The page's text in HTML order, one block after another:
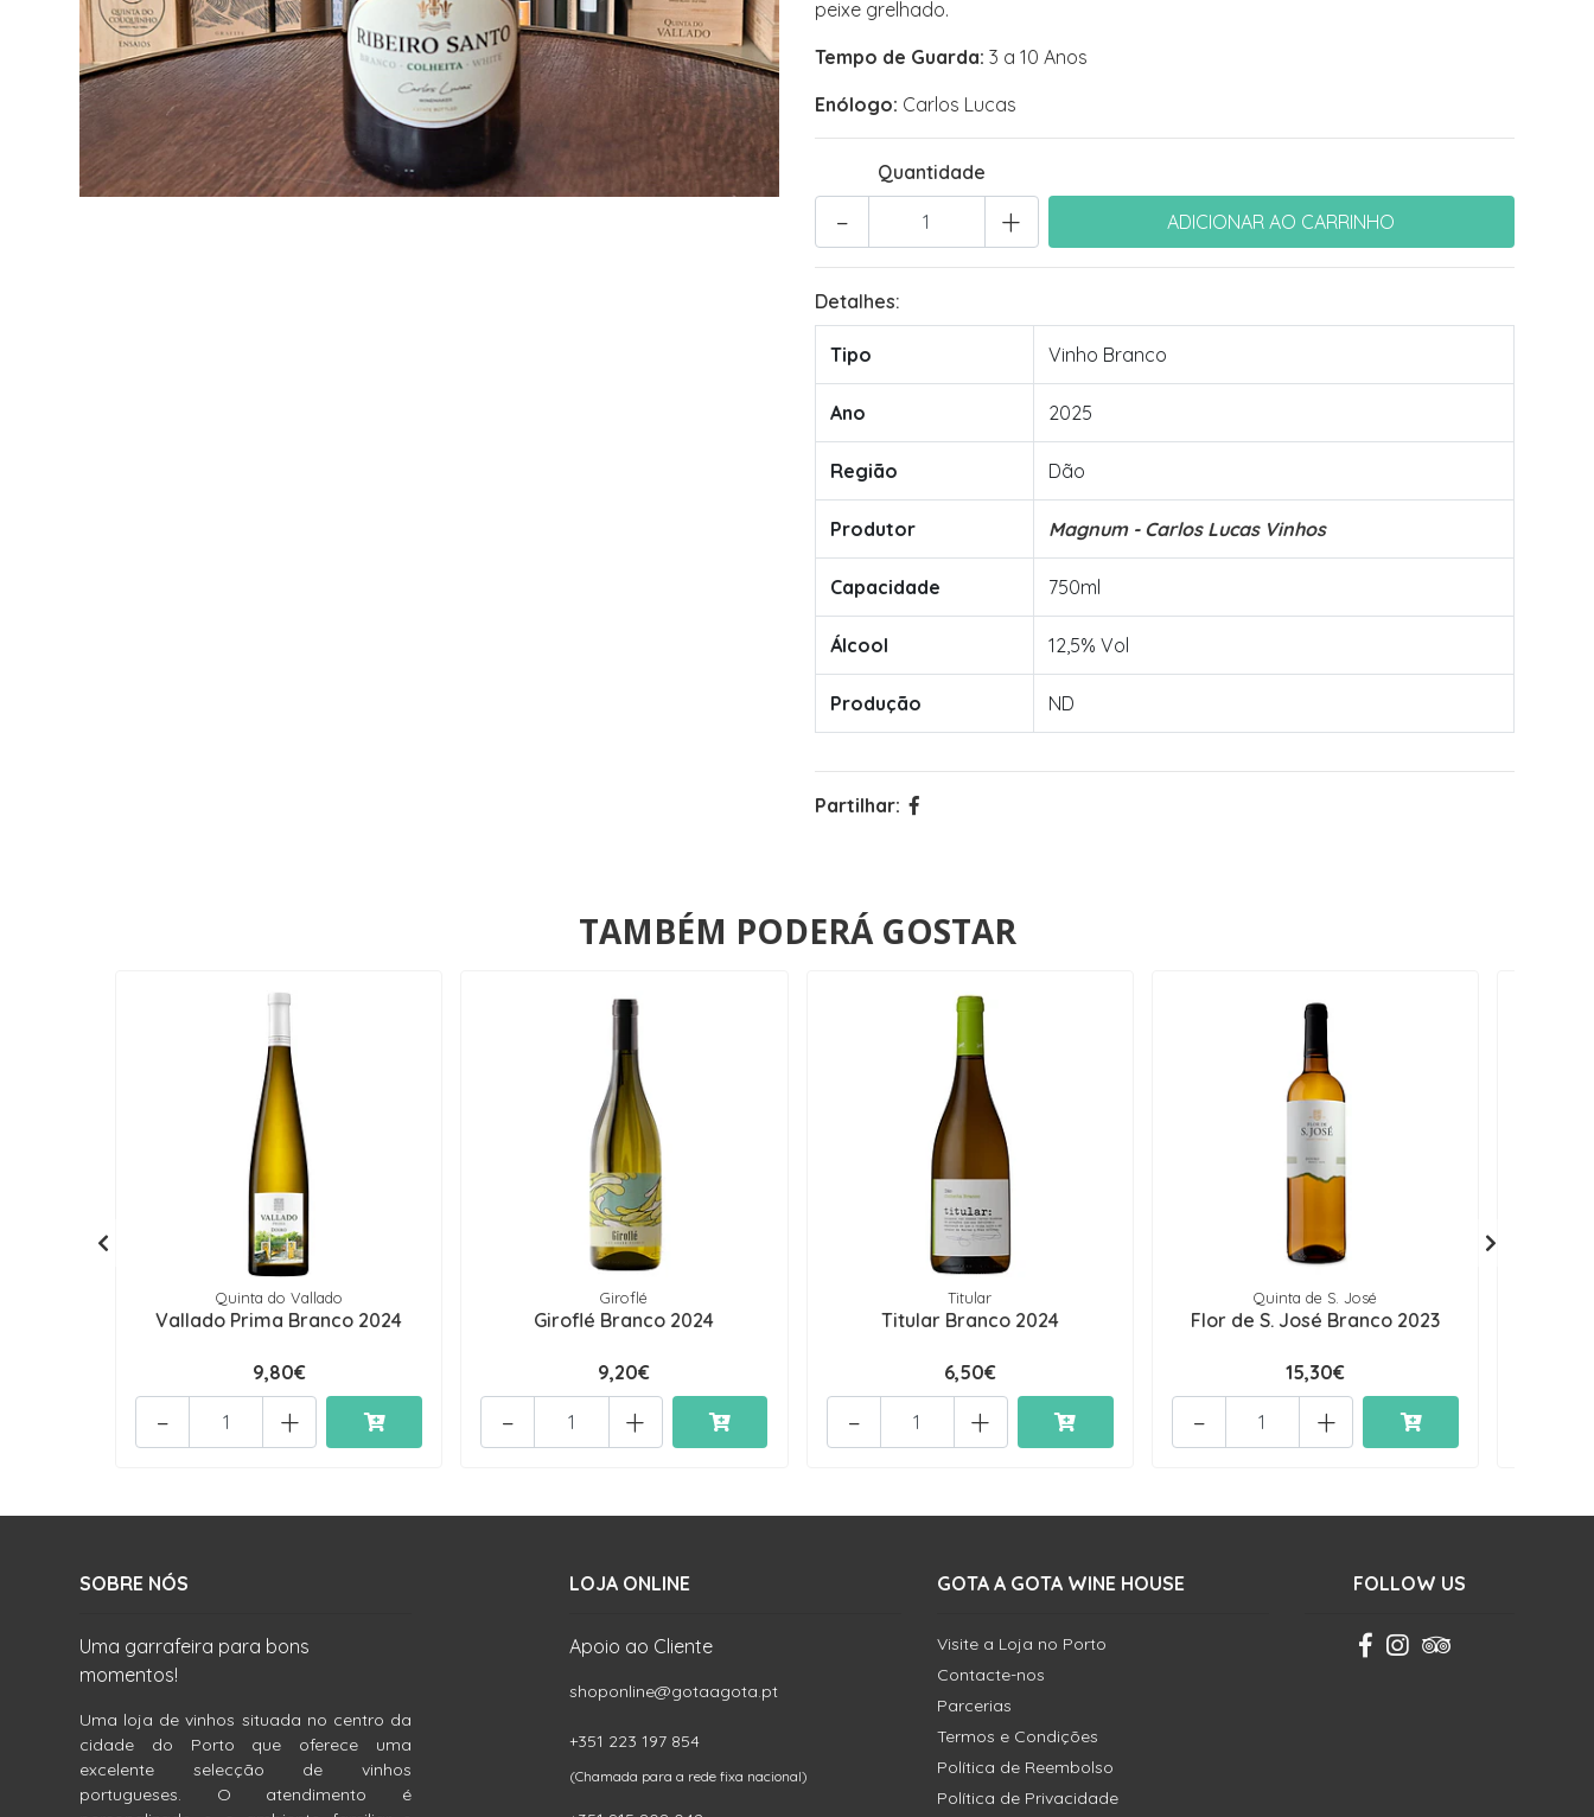
peixe grelhado.
Tempo de Guarda: 3 a 10 Anos
Enólogo: Carlos Lucas
Quantidade
+
-
Detalhes:
Tipo Vinho Branco
Ano 2025
Região Dão
Produtor Magnum - Carlos Lucas Vinhos
Capacidade 750ml
Álcool 12,5% Vol
Produção ND
Partilhar:
TAMBÉM PODERÁ GOSTAR
Quinta do Vallado
Vallado Prima Branco 2024
9,80€
+
-
Giroflé
Giroflé Branco 2024
9,20€
+
-
Titular
Titular Branco 2024
6,50€
+
-
Quinta de S. José
Flor de S. José Branco 2023
15,30€
+
-
SOBRE NÓS
Uma garrafeira para bons
momentos!
Uma loja de vinhos situada no centro da
cidade do Porto que oferece uma
excelente selecção de vinhos
portugueses. O atendimento é
LOJA ONLINE
Apoio ao Cliente
shoponline@gotaagota.pt
+351 223 197 854
(Chamada para a rede fixa nacional)
GOTA A GOTA WINE HOUSE
Visite a Loja no Porto
Contacte-nos
Parcerias
Termos e Condições
Política de Reembolso
Política de Privacidade
FOLLOW US